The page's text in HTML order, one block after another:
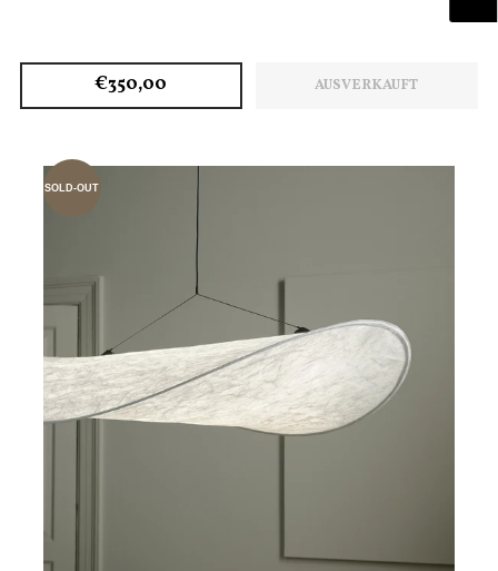
€350,00 AUSVERKAUFT
SOLD-OUT